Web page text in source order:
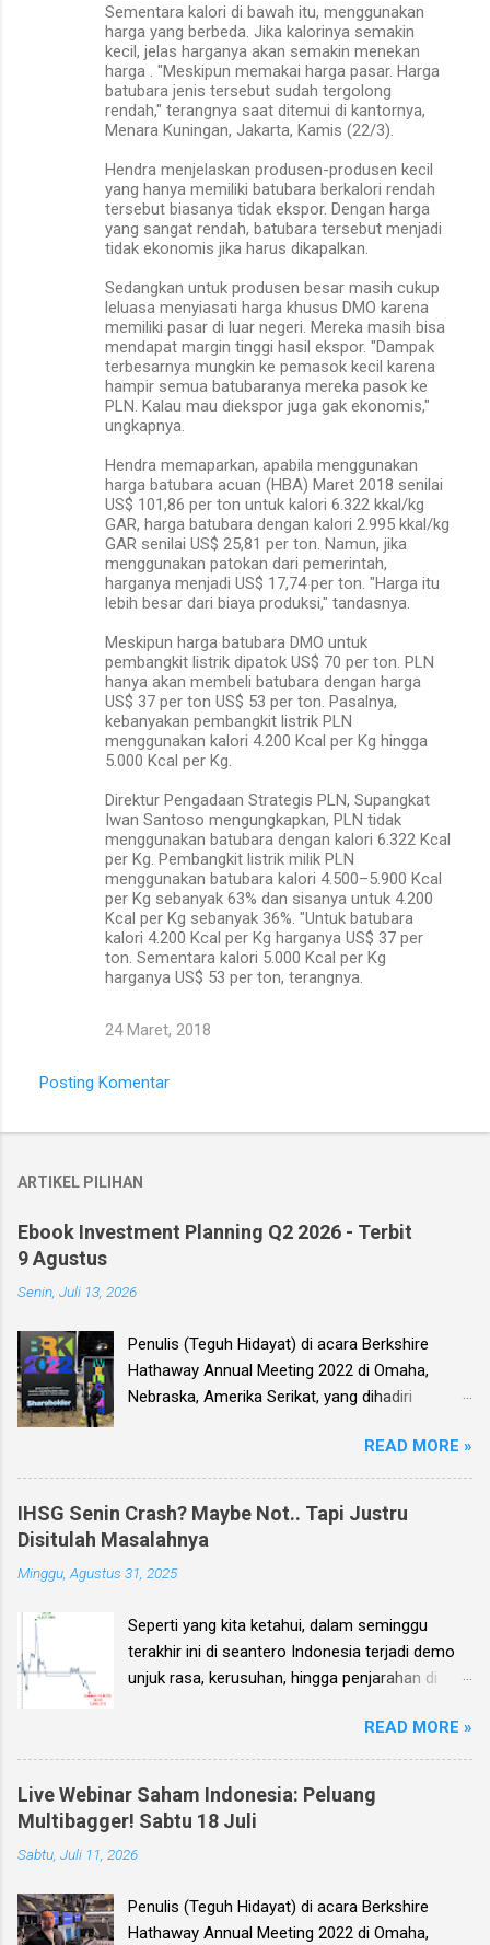
Sementara kalori di bawah itu, menggunakan
harga yang berbeda. Jika kalorinya semakin
kecil, jelas harganya akan semakin menekan
harga . "Meskipun memakai harga pasar. Harga
batubara jenis tersebut sudah tergolong
rendah," terangnya saat ditemui di kantornya,
Menara Kuningan, Jakarta, Kamis (22/3).
Hendra menjelaskan produsen-produsen kecil
yang hanya memiliki batubara berkalori rendah
tersebut biasanya tidak ekspor. Dengan harga
yang sangat rendah, batubara tersebut menjadi
tidak ekonomis jika harus dikapalkan.
Sedangkan untuk produsen besar masih cukup
leluasa menyiasati harga khusus DMO karena
memiliki pasar di luar negeri. Mereka masih bisa
mendapat margin tinggi hasil ekspor. "Dampak
terbesarnya mungkin ke pemasok kecil karena
hampir semua batubaranya mereka pasok ke
PLN. Kalau mau diekspor juga gak ekonomis,"
ungkapnya.
Hendra memaparkan, apabila menggunakan
harga batubara acuan (HBA) Maret 2018 senilai
US$ 101,86 per ton untuk kalori 6.322 kkal/kg
GAR, harga batubara dengan kalori 2.995 kkal/kg
GAR senilai US$ 25,81 per ton. Namun, jika
menggunakan patokan dari pemerintah,
harganya menjadi US$ 17,74 per ton. "Harga itu
lebih besar dari biaya produksi," tandasnya.
Meskipun harga batubara DMO untuk
pembangkit listrik dipatok US$ 70 per ton. PLN
hanya akan membeli batubara dengan harga
US$ 37 per ton US$ 53 per ton. Pasalnya,
kebanyakan pembangkit listrik PLN
menggunakan kalori 4.200 Kcal per Kg hingga
5.000 Kcal per Kg.
Direktur Pengadaan Strategis PLN, Supangkat
Iwan Santoso mengungkapkan, PLN tidak
menggunakan batubara dengan kalori 6.322 Kcal
per Kg. Pembangkit listrik milik PLN
menggunakan batubara kalori 4.500–5.900 Kcal
per Kg sebanyak 63% dan sisanya untuk 4.200
Kcal per Kg sebanyak 36%. "Untuk batubara
kalori 4.200 Kcal per Kg harganya US$ 37 per
ton. Sementara kalori 5.000 Kcal per Kg
harganya US$ 53 per ton, terangnya.
24 Maret, 2018
Posting Komentar
ARTIKEL PILIHAN
Ebook Investment Planning Q2 2026 - Terbit
9 Agustus
Senin, Juli 13, 2026
Penulis (Teguh Hidayat) di acara Berkshire
Hathaway Annual Meeting 2022 di Omaha,
Nebraska, Amerika Serikat, yang dihadiri
Buffett dan mitranya Alm. Charlie Munger. Dear
investor, seperti biasa setiap kuartal alias tiga
bulan sekali, penulis membuat Ebook
Investment Planning (EIP, dengan format PDF)
yang berisi kumpulan analisis fundamental
saham-saham pilihan di Bursa Efek Indonesia
keuangan para emiten untuk periode Q2 2026 .
Ebook ini diharapkan akan menjadi panduan
bagi anda (dan juga bagi penulis sendiri) untuk
pendek, investasi jangka menengah, dan
panjang.
READ MORE »
IHSG Senin Crash? Maybe Not.. Tapi Justru
Disitulah Masalahnya
Minggu, Agustus 31, 2025
Seperti yang kita ketahui, dalam seminggu
terakhir ini di seantero Indonesia terjadi demo
unjuk rasa, kerusuhan, hingga penjarahan di
karena sampai dengan pagi ini, Minggu 31
Agustus, situasi unjuk rasa tersebut masih
terjadi, maka penulis sendiri kemudian
menerima banyak pertanyaan: Bagaimana nasib
seperti tahun 2020 lalu ketika terjadi pandemi
kumpulan 25 analisa saham pilihan edisi Q2
2025 sudah terbit dan sudah bisa dipesan
READ MORE »
Live Webinar Saham Indonesia: Peluang
Multibagger! Sabtu 18 Juli
Sabtu, Juli 11, 2026
Penulis (Teguh Hidayat) di acara Berkshire
Hathaway Annual Meeting 2022 di Omaha,